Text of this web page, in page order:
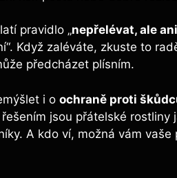
pravidlo „nepřelévat, ale
Když ⁣zaléváte, zkuste to
předcházet plísním.
i o ochraně proti
jsou přátelské
A kdo⁤ ví, možná vám